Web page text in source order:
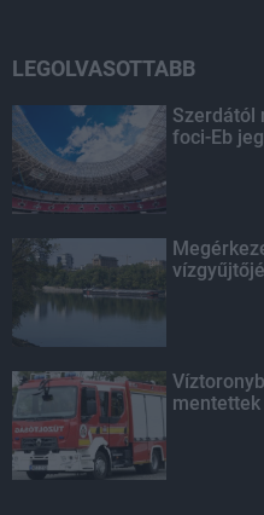
LEGOLVASOTTABB
Szerdától
foci-Eb